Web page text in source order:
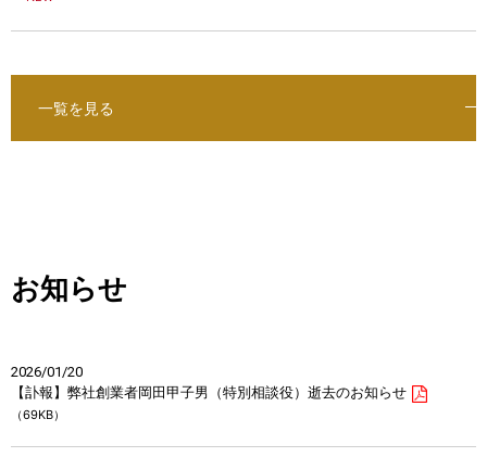
一覧を見る
お知らせ
2026/01/20
【訃報】弊社創業者岡田甲子男（特別相談役）逝去のお知らせ
（69KB）